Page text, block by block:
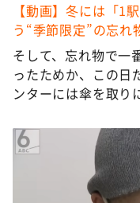
【動画】冬には「1
う“季節限定”の忘れ
そして、忘れ物で一
ったためか、この日
ンターには傘を取り